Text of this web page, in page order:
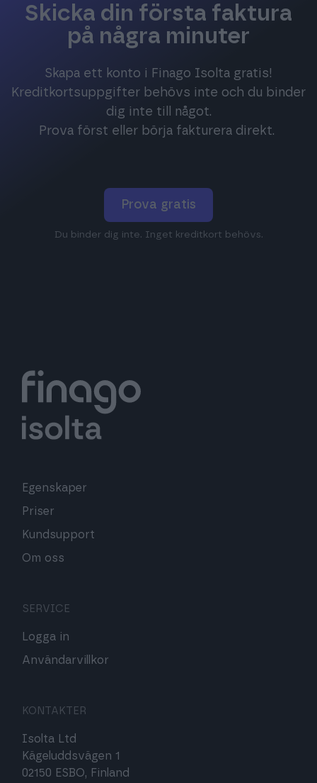
Skicka din första faktura
på några minuter
Skapa ett konto i Finago Isolta gratis!
Kreditkortsuppgifter behövs inte och du binder
dig inte till något.
Prova först eller börja fakturera direkt.
Prova gratis
Du binder dig inte. Inget kreditkort behövs.
Egenskaper
Priser
Kundsupport
Om oss
SERVICE
Logga in
Användarvillkor
KONTAKTER
Isolta Ltd
Kägeluddsvägen 1
02150 ESBO, Finland